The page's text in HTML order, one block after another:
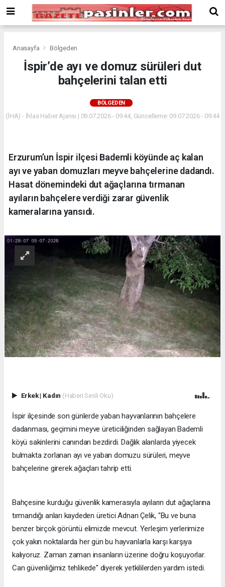
Bonusu
Veren
deneme
siteler
Veren
Anasayfa Bölgeden
İspir’de ayı ve domuz sürüleri dut
bahçelerini talan etti
BÖLGEDEN
(İHA) - İhlas Haber Ajansı | 09.07.2026 - 09:44, Güncelleme: 09.07.2026 - 09:44
Erzurum’un İspir ilçesi Bademli köyünde aç kalan
ayı ve yaban domuzları meyve bahçelerine dadandı.
Hasat dönemindeki dut ağaçlarına tırmanan
ayıların bahçelere verdiği zarar güvenlik
kameralarına yansıdı.
Erkek| Kadın (Haberi Sesli Oku)
İspir ilçesinde son günlerde yaban hayvanlarının bahçelere
dadanması, geçimini meyve üreticiliğinden sağlayan Bademli
köyü sakinlerini canından bezdirdi. Dağlık alanlarda yiyecek
bulmakta zorlanan ayı ve yaban domuzu sürüleri, meyve
bahçelerine girerek ağaçları tahrip etti.
Bahçesine kurduğu güvenlik kamerasıyla ayıların dut ağaçlarına
tırmandığı anları kaydeden üretici Adnan Çelik, "Bu ve buna
benzer birçok görüntü elimizde mevcut. Yerleşim yerlerimize
çok yakın noktalarda her gün bu hayvanlarla karşı karşıya
kalıyoruz. Zaman zaman insanların üzerine doğru koşuyorlar.
Can güvenliğimiz tehlikede" diyerek yetkililerden yardım istedi.